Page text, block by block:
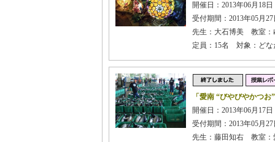
開催日：2013年06月18
受付期間：2013年05月
先生：大石博美 教室：
定員：15名 対象：どな
「愛南 “びやびやかつ
開催日：2013年06月17
受付期間：2013年05月
先生：藤田知右 教室：